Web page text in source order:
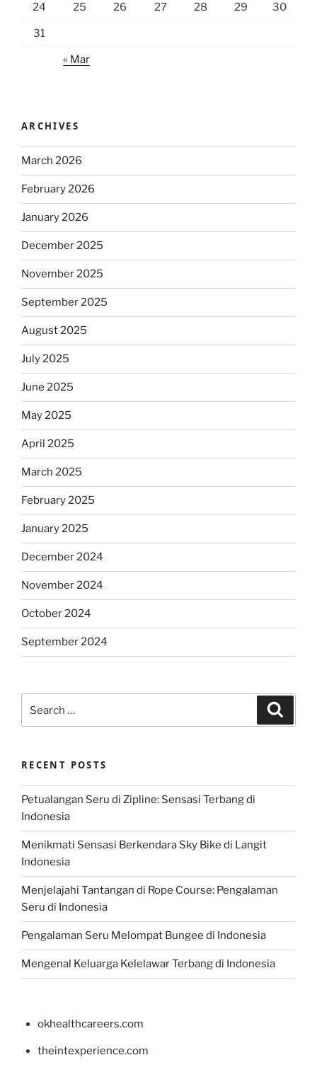
24 25 26 27 28 29 30
31
« Mar
ARCHIVES
March 2026
February 2026
January 2026
December 2025
November 2025
September 2025
August 2025
July 2025
June 2025
May 2025
April 2025
March 2025
February 2025
January 2025
December 2024
November 2024
October 2024
September 2024
for:
RECENT POSTS
Petualangan Seru di Zipline: Sensasi Terbang di
Indonesia
Menikmati Sensasi Berkendara Sky Bike di Langit
Indonesia
Menjelajahi Tantangan di Rope Course: Pengalaman
Seru di Indonesia
Pengalaman Seru Melompat Bungee di Indonesia
Mengenal Keluarga Kelelawar Terbang di Indonesia
okhealthcareers.com
theintexperience.com